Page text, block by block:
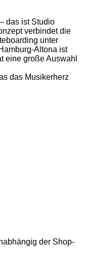
das ist Studio
verbindet die
unter
Altona ist
eine große Auswahl
das Musikerherz
der Shop-